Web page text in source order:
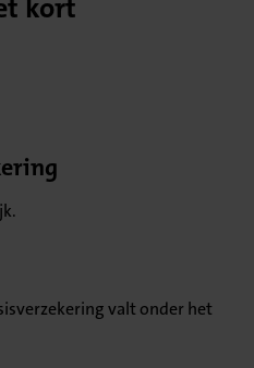
kort
valt onder het